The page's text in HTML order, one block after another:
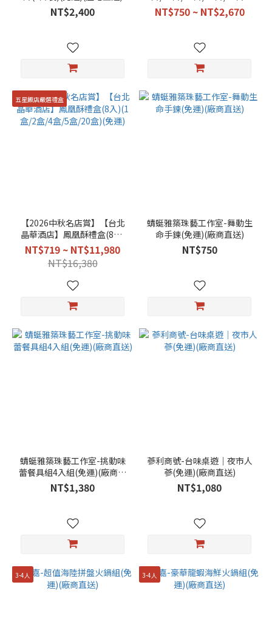
NT$2,400
(免運)(廠商直送)
NT$750 ~ NT$2,670
五星飯店嚴選禮盒
【2026中秋名店賞】【台北
晶華酒店】鳳凰酥禮盒(8入)
(1盒/2盒/4盒/5盒/20盒)(免
運)
NT$719 ~ NT$11,980
NT$16,380
蜻蜓雅築珠藝工作室-舞動生
命手鍊(免運)(廠商直送)
NT$750
蜻蜓雅築珠藝工作室-挑動味
蕾餐具組4入組(免運)(廠商直
送)
NT$1,380
蔘利商號-台味桌遊｜夜市人
蔘(免運)(廠商直送)
NT$1,080
3-4人 3-4人